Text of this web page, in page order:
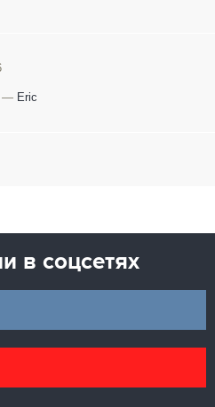
— Eric
в соцсетях